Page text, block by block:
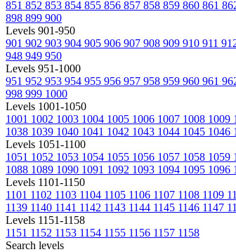
851 852 853 854 855 856 857 858 859 860 861
898 899 900
Levels 901-950
901 902 903 904 905 906 907 908 909 910 911
948 949 950
Levels 951-1000
951 952 953 954 955 956 957 958 959 960 961
998 999 1000
Levels 1001-1050
1001 1002 1003 1004 1005 1006 1007 1008 1009
1038 1039 1040 1041 1042 1043 1044 1045 1046
Levels 1051-1100
1051 1052 1053 1054 1055 1056 1057 1058 1059
1088 1089 1090 1091 1092 1093 1094 1095 1096
Levels 1101-1150
1101 1102 1103 1104 1105 1106 1107 1108 1109
1139 1140 1141 1142 1143 1144 1145 1146 1147
Levels 1151-1158
1151 1152 1153 1154 1155 1156 1157 1158
Search levels